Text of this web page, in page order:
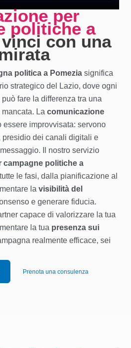
per
politiche a
con una
politica a Pomezia significa
strategico del Lazio, dove ogni
fare la differenza tra una
La comunicazione
essere improvvisata: servono
presidio dei canali digitali e
Il nostro servizio
campagne politiche a
le fasi, dalla pianificazione al
la visibilità del
e generare fiducia.
capace di valorizzare la tua
la tua presenza sui
realmente efficace, sei
Prenota una consulenza